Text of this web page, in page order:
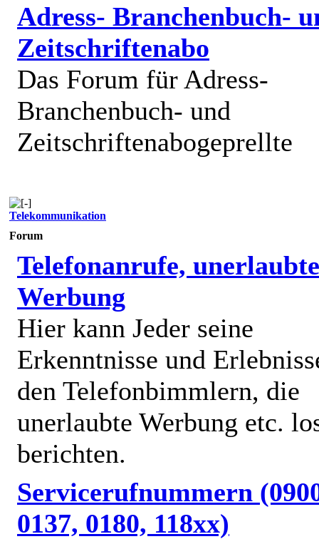
Adress- Branchenbuch-
Zeitschriftenabo
Das Forum für Adress-
Branchenbuch- und
Zeitschriftenabogeprellte
Telekommunikation
Forum
Telefonanrufe, unerlaubte
Werbung
Hier kann Jeder seine
Erkenntnisse und
den Telefonbimmlern, die
unerlaubte Werbung etc.
berichten.
Servicerufnummern
0137, 0180, 118xx)